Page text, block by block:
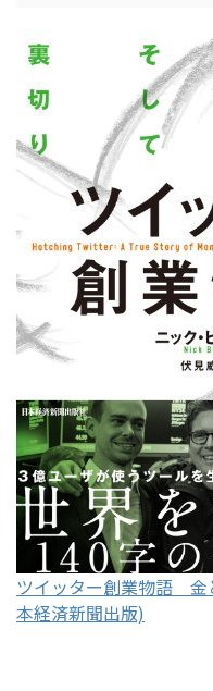
ツイッター創業物語 金
本経済新聞出版)